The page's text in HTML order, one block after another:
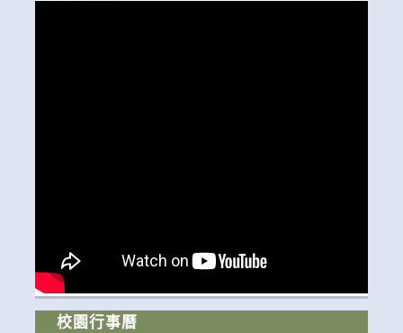
校園行事曆